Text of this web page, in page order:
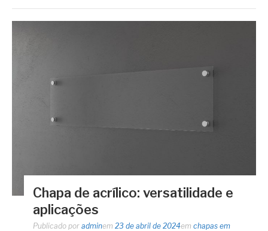
Chapa de acrílico: versatilidade e
aplicações
Publicado por adminem 23 de abril de 2024em chapas em